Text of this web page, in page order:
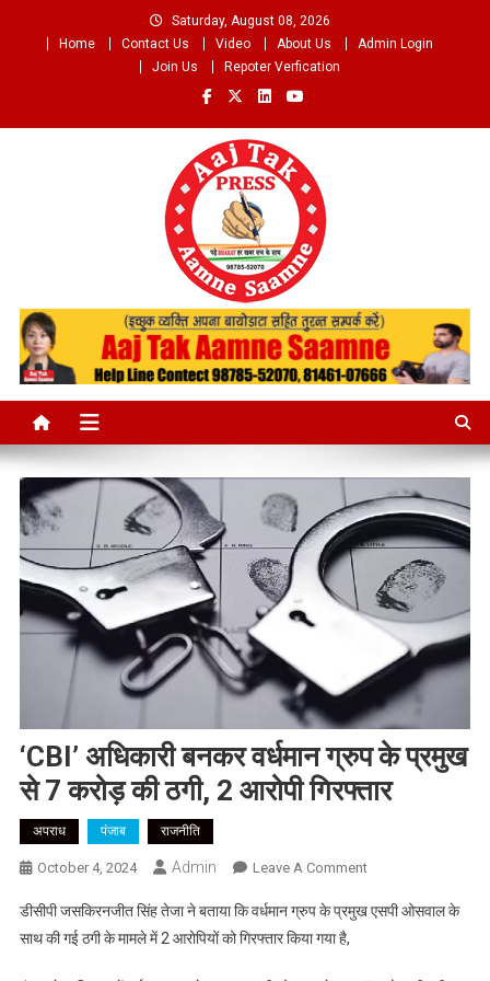
Saturday, August 08, 2026
Home
Contact Us Video About Us
Admin Login
Join Us
Repoter Verfication
Aaj Tak Aamne Saamne.com
‘CBI’ अधिकारी बनकर वर्धमान ग्रुप के प्रमुख
से 7 करोड़ की ठगी, 2 आरोपी गिरफ्तार
अपराध पंजाब राजनीति
October 4, 2024 Admin Leave A CommentOn
अधिकारी
डीसीपी जसकिरनजीत सिंह तेजा ने बताया कि वर्धमान ग्रुप के प्रमुख एसपी ओसवाल के
साथ की गई ठगी के मामले में 2 आरोपियों को गिरफ्तार किया गया है,